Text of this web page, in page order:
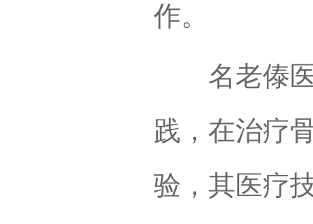
作。
名老傣医
践，在治疗
验，其医疗